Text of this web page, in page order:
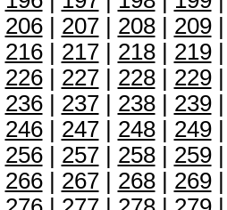
206| 207| 208| 209|
216| 217| 218| 219|
226| 227| 228| 229|
236| 237| 238| 239|
246| 247| 248| 249|
256| 257| 258| 259|
266| 267| 268| 269|